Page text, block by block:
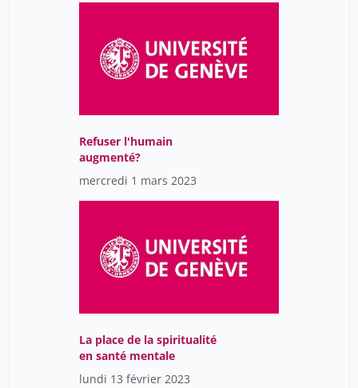
Refuser l'humain
augmenté?
mercredi 1 mars 2023
La place de la spiritualité
en santé mentale
lundi 13 février 2023